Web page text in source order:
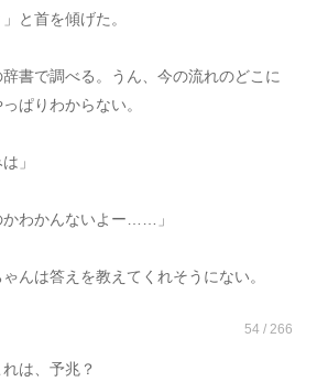
と首を傾げた。
書で調べる。うん、今の流れのどこに
ぱりわからない。
」
かわかんないよー……」
んは答えを教えてくれそうにない。
54 / 266
は、予兆？